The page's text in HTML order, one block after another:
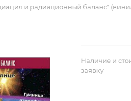
и радиационный баланс"
Наличие и
заявку